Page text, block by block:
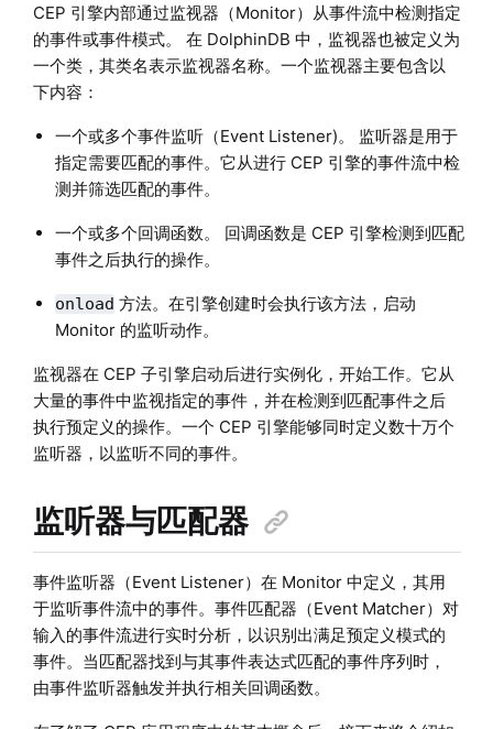
CEP 引擎内部通过监视器（Monitor）从事件流中检测指定
的事件或事件模式。 在 DolphinDB 中，监视器也被定义为
一个类，其类名表示监视器名称。一个监视器主要包含以
下内容：
一个或多个事件监听（Event Listener)。 监听器是用于
指定需要匹配的事件。它从进行 CEP 引擎的事件流中检
测并筛选匹配的事件。
一个或多个回调函数。 回调函数是 CEP 引擎检测到匹配
事件之后执行的操作。
onload 方法。在引擎创建时会执行该方法，启动
Monitor 的监听动作。
监视器在 CEP 子引擎启动后进行实例化，开始工作。它从
大量的事件中监视指定的事件，并在检测到匹配事件之后
执行预定义的操作。一个 CEP 引擎能够同时定义数十万个
监听器，以监听不同的事件。
监听器与匹配器
事件监听器（Event Listener）在 Monitor 中定义，其用
于监听事件流中的事件。事件匹配器（Event Matcher）对
输入的事件流进行实时分析，以识别出满足预定义模式的
事件。当匹配器找到与其事件表达式匹配的事件序列时，
由事件监听器触发并执行相关回调函数。